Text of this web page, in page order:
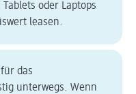
oder Laptops
leasen.
das
unterwegs. Wenn